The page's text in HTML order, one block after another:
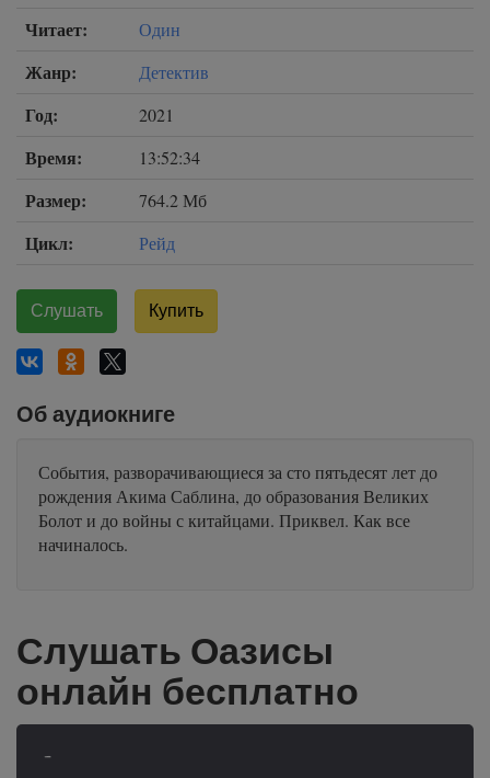
Читает: Один
Жанр: Детектив
Год: 2021
Время: 13:52:34
Размер: 764.2 Мб
Цикл: Рейд
Слушать Купить
Об аудиокниге
События, разворачивающиеся за сто пятьдесят лет до
рождения Акима Саблина, до образования Великих
Болот и до войны с китайцами. Приквел. Как все
начиналось.
Слушать Оазисы
онлайн бесплатно
-